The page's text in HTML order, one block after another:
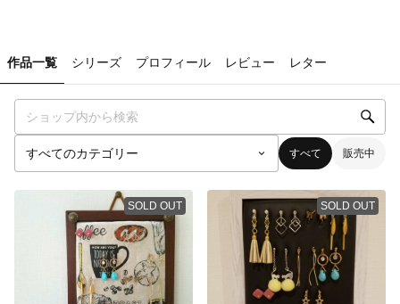
作品一覧 シリーズ プロフィール レビュー レター
すべて 販売中
SOLD OUT SOLD OUT